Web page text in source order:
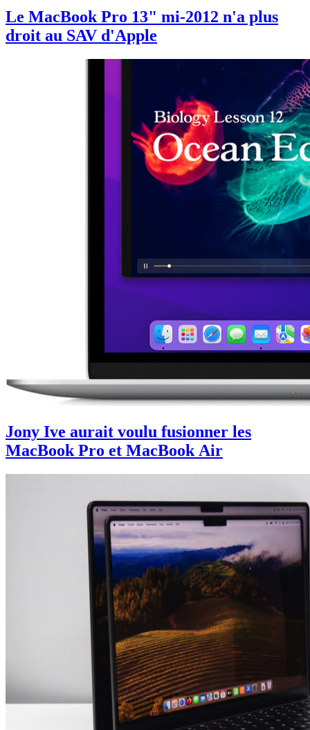
Le MacBook Pro 13" mi-2012 n'a plus
droit au SAV d'Apple
Jony Ive aurait voulu fusionner les
MacBook Pro et MacBook Air